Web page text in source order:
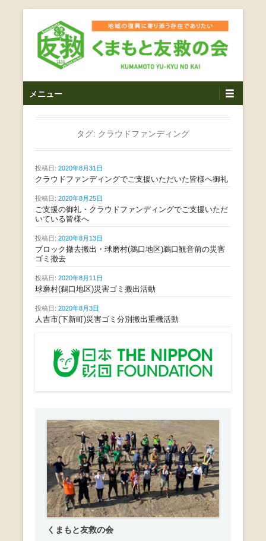
ス
くまもと友救の会｜地域
の復興に寄り添う存在で
ありたい｜熊本県上益城
ィア
し代表松岡亮太を中心に、熊本地震発生直後から被災者の
復興・生活再建を目的に活動しているボランティア団体で
イ
メニュー
タグ: クラウドファンディング
投稿日: 2020年8月31日
クラウドファンディングでご支援いただいた皆様へ御礼
投稿日: 2020年8月25日
ご支援の御礼・クラウドファンディングでご支援いただ
いている皆様へ
投稿日: 2020年8月13日
ブロック撤去搬出・球磨村(鵜口地区)鵜口観音前の災害
ゴミ撤去
投稿日: 2020年8月11日
球磨村(鵜口地区)災害ゴミ搬出活動
投稿日: 2020年8月3日
人吉市(下新町)災害ゴミ分別搬出重機活動
くまもと友救の会